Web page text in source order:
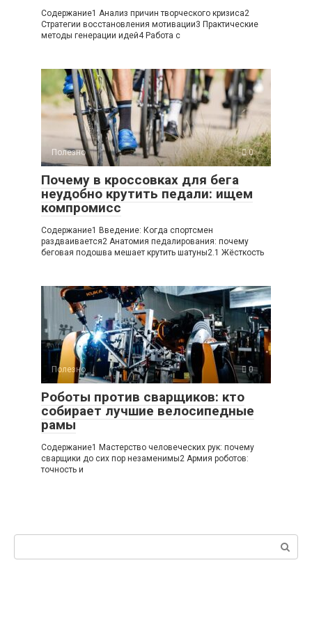
Содержание1 Анализ причин творческого кризиса2
Стратегии восстановления мотивации3 Практические
методы генерации идей4 Работа с
Полезно 0
Почему в кроссовках для бега
неудобно крутить педали: ищем
компромисс
Содержание1 Введение: Когда спортсмен
раздваивается2 Анатомия педалирования: почему
беговая подошва мешает крутить шатуны2.1 Жёсткость
Полезно 0
Роботы против сварщиков: кто
собирает лучшие велосипедные
рамы
Содержание1 Мастерство человеческих рук: почему
сварщики до сих пор незаменимы2 Армия роботов:
точность и